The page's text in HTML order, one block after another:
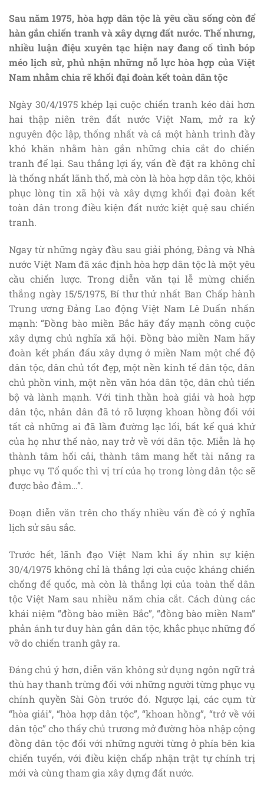
Sau năm 1975, hòa hợp dân tộc là yêu cầu sống còn để
hàn gắn chiến tranh và xây dựng đất nước. Thế nhưng,
nhiều luận điệu xuyên tạc hiện nay đang cố tình bóp
méo lịch sử, phủ nhận những nỗ lực hòa hợp của Việt
Nam nhằm chia rẽ khối đại đoàn kết toàn dân tộc
Ngày 30/4/1975 khép lại cuộc chiến tranh kéo dài hơn
hai thập niên trên đất nước Việt Nam, mở ra kỷ
nguyên độc lập, thống nhất và cả một hành trình đầy
khó khăn nhằm hàn gắn những chia cắt do chiến
tranh để lại. Sau thắng lợi ấy, vấn đề đặt ra không chỉ
là thống nhất lãnh thổ, mà còn là hòa hợp dân tộc, khôi
phục lòng tin xã hội và xây dựng khối đại đoàn kết
toàn dân trong điều kiện đất nước kiệt quệ sau chiến
tranh.
Ngay từ những ngày đầu sau giải phóng, Đảng và Nhà
nước Việt Nam đã xác định hòa hợp dân tộc là một yêu
cầu chiến lược. Trong diễn văn tại lễ mừng chiến
thắng ngày 15/5/1975, Bí thư thứ nhất Ban Chấp hành
Trung ương Đảng Lao động Việt Nam Lê Duẩn nhấn
mạnh: “Đồng bào miền Bắc hãy đẩy mạnh công cuộc
xây dựng chủ nghĩa xã hội. Đồng bào miền Nam hãy
đoàn kết phấn đấu xây dựng ở miền Nam một chế độ
dân tộc, dân chủ tốt đẹp, một nền kinh tế dân tộc, dân
chủ phồn vinh, một nền văn hóa dân tộc, dân chủ tiến
bộ và lành mạnh. Với tinh thần hoà giải và hoà hợp
dân tộc, nhân dân đã tỏ rõ lượng khoan hồng đối với
tất cả những ai đã lầm đường lạc lối, bất kể quá khứ
của họ như thế nào, nay trở về với dân tộc. Miễn là họ
thành tâm hối cải, thành tâm mang hết tài năng ra
phục vụ Tổ quốc thì vị trí của họ trong lòng dân tộc sẽ
được bảo đảm…”.
Đoạn diễn văn trên cho thấy nhiều vấn đề có ý nghĩa
lịch sử sâu sắc.
Trước hết, lãnh đạo Việt Nam khi ấy nhìn sự kiện
30/4/1975 không chỉ là thắng lợi của cuộc kháng chiến
chống đế quốc, mà còn là thắng lợi của toàn thể dân
tộc Việt Nam sau nhiều năm chia cắt. Cách dùng các
khái niệm “đồng bào miền Bắc”, “đồng bào miền Nam”
phản ánh tư duy hàn gắn dân tộc, khắc phục những đổ
vỡ do chiến tranh gây ra.
Đáng chú ý hơn, diễn văn không sử dụng ngôn ngữ trả
thù hay thanh trừng đối với những người từng phục vụ
chính quyền Sài Gòn trước đó. Ngược lại, các cụm từ
“hòa giải”, “hòa hợp dân tộc”, “khoan hồng”, “trở về với
dân tộc” cho thấy chủ trương mở đường hòa nhập cộng
đồng dân tộc đối với những người từng ở phía bên kia
chiến tuyến, với điều kiện chấp nhận trật tự chính trị
mới và cùng tham gia xây dựng đất nước.